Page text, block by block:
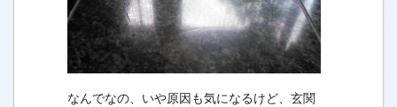
なんでなの、いや原因も気になるけど、玄関